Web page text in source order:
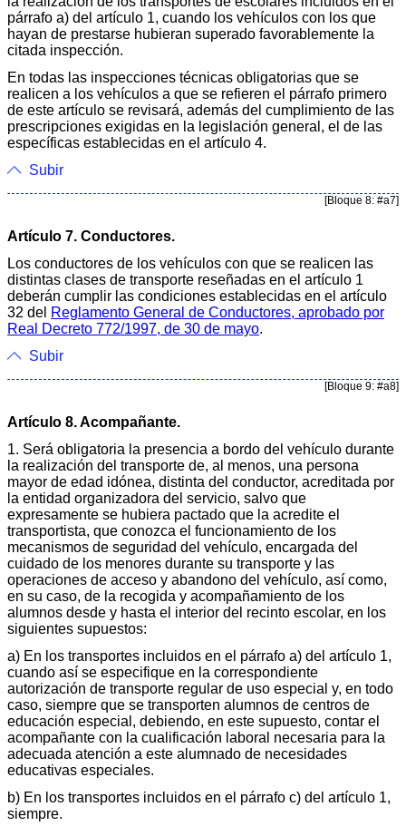
párrafo a) del artículo 1, cuando los vehículos con los que
hayan de prestarse hubieran superado favorablemente la
citada inspección.
En todas las inspecciones técnicas obligatorias que se
realicen a los vehículos a que se refieren el párrafo primero
de este artículo se revisará, además del cumplimiento de las
prescripciones exigidas en la legislación general, el de las
específicas establecidas en el artículo 4.
Subir
[Bloque 8: #a7]
Artículo 7. Conductores.
Los conductores de los vehículos con que se realicen las
distintas clases de transporte reseñadas en el artículo 1
deberán cumplir las condiciones establecidas en el artículo
32 del Reglamento General de Conductores, aprobado por
Real Decreto 772/1997, de 30 de mayo.
Subir
[Bloque 9: #a8]
Artículo 8. Acompañante.
1. Será obligatoria la presencia a bordo del vehículo durante
la realización del transporte de, al menos, una persona
mayor de edad idónea, distinta del conductor, acreditada por
la entidad organizadora del servicio, salvo que
expresamente se hubiera pactado que la acredite el
transportista, que conozca el funcionamiento de los
mecanismos de seguridad del vehículo, encargada del
cuidado de los menores durante su transporte y las
operaciones de acceso y abandono del vehículo, así como,
en su caso, de la recogida y acompañamiento de los
alumnos desde y hasta el interior del recinto escolar, en los
siguientes supuestos:
a) En los transportes incluidos en el párrafo a) del artículo 1,
cuando así se especifique en la correspondiente
autorización de transporte regular de uso especial y, en todo
caso, siempre que se transporten alumnos de centros de
educación especial, debiendo, en este supuesto, contar el
acompañante con la cualificación laboral necesaria para la
adecuada atención a este alumnado de necesidades
educativas especiales.
b) En los transportes incluidos en el párrafo c) del artículo 1,
siempre.